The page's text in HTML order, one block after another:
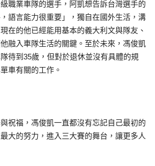
職業車隊的選手，阿凱想告訴台灣選手的
語言能力很重要」，獨自在國外生活，溝
在的他已經能用基本的義大利文與隊友、
融入車隊生活的關鍵。至於未來，馮俊凱
待到35歲，但對於退休並沒有具體的規
車有關的工作。
祝福，馮俊凱一直都沒有忘記自己最初的
大的努力，進入三大賽的舞台，讓更多人